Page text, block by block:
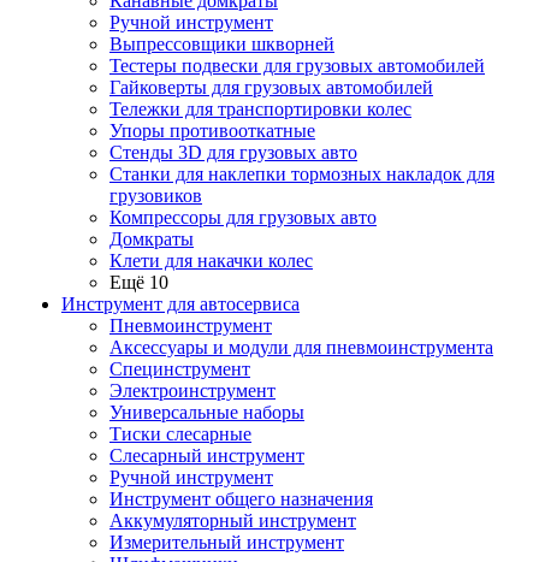
Ручной инструмент
Выпрессовщики шкворней
Тестеры подвески для грузовых автомобилей
Гайковерты для грузовых автомобилей
Тележки для транспортировки колес
Упоры противооткатные
Стенды 3D для грузовых авто
Станки для наклепки тормозных накладок для
грузовиков
Компрессоры для грузовых авто
Домкраты
Клети для накачки колес
Ещё 10
Инструмент для автосервиса
Пневмоинструмент
Аксессуары и модули для пневмоинструмента
Специнструмент
Электроинструмент
Универсальные наборы
Тиски слесарные
Слесарный инструмент
Ручной инструмент
Инструмент общего назначения
Аккумуляторный инструмент
Измерительный инструмент